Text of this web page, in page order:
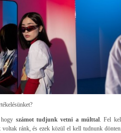
számot tudjunk vetni a múlttal . Fel
voltak ránk, és ezek közül el kell tudnunk